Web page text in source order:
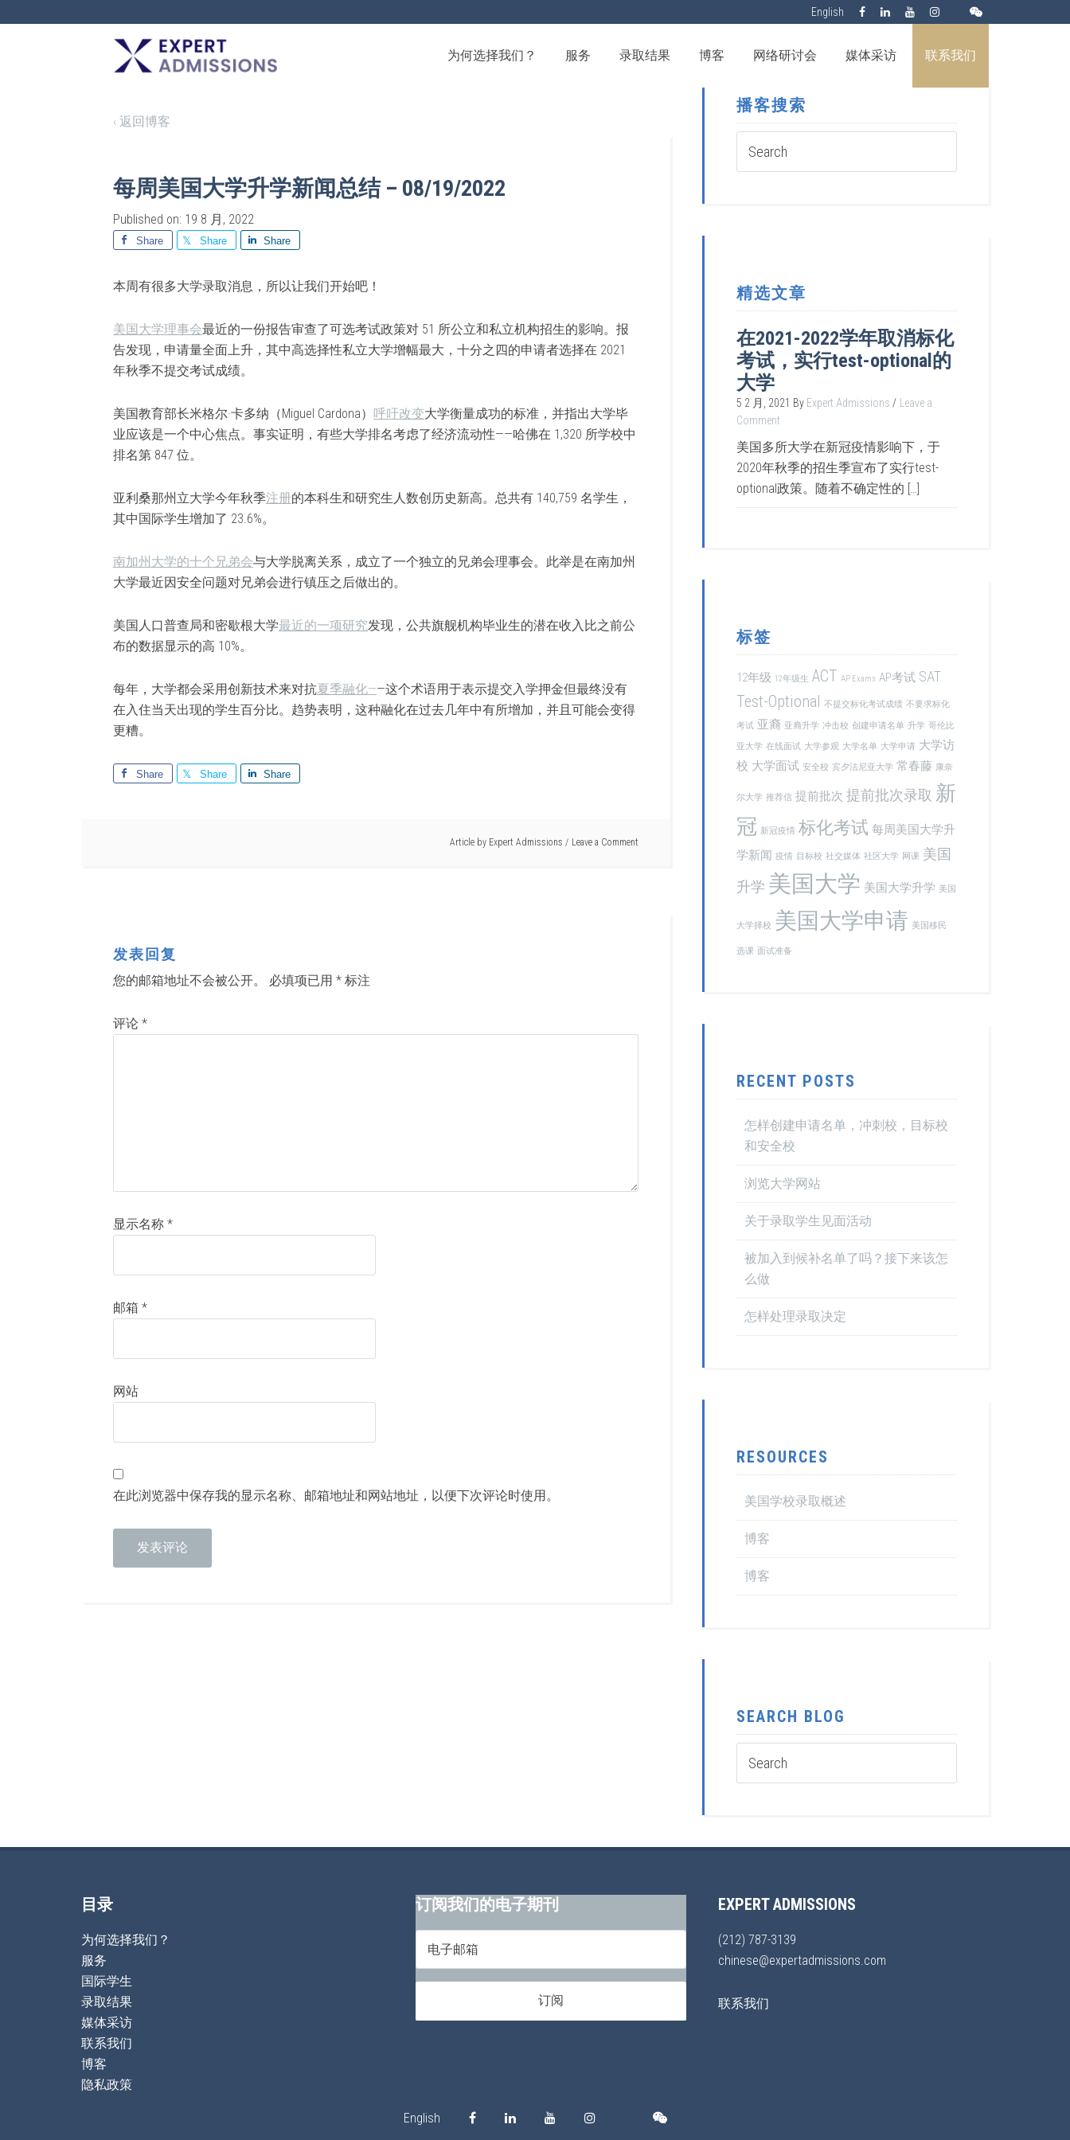
English
EXPERT
ADMISSIONS
为何选择我们？ 服务 录取结果 博客 网络研讨会 媒体采访 联系我们
‹ 返回博客
每周美国大学升学新闻总结 – 08/19/2022
Published on: 19 8 月, 2022
Share Share Share
本周有很多大学录取消息，所以让我们开始吧！
美国大学理事会最近的一份报告审查了可选考试政策对 51 所公立和私立机构招生的影响。报
告发现，申请量全面上升，其中高选择性私立大学增幅最大，十分之四的申请者选择在 2021
年秋季不提交考试成绩。
美国教育部长米格尔·卡多纳（Miguel Cardona） 呼吁改变大学衡量成功的标准，并指出大学毕
业应该是一个中心焦点。事实证明，有些大学排名考虑了经济流动性——哈佛在 1,320 所学校中
排名第 847 位。
亚利桑那州立大学今年秋季注册的本科生和研究生人数创历史新高。总共有 140,759 名学生，
其中国际学生增加了 23.6%。
南加州大学的十个兄弟会与大学脱离关系，成立了一个独立的兄弟会理事会。此举是在南加州
大学最近因安全问题对兄弟会进行镇压之后做出的。
美国人口普查局和密歇根大学最近的一项研究发现，公共旗舰机构毕业生的潜在收入比之前公
布的数据显示的高 10%。
每年，大学都会采用创新技术来对抗夏季融化——这个术语用于表示提交入学押金但最终没有
在入住当天出现的学生百分比。趋势表明，这种融化在过去几年中有所增加，并且可能会变得
更糟。
Share Share Share
Article by Expert Admissions Leave a Comment
发表回复
您的邮箱地址不会被公开。 必填项已用 * 标注
评论 *
显示名称 *
邮箱 *
网站
在此浏览器中保存我的显示名称、邮箱地址和网站地址，以便下次评论时使用。
播客搜索
精选文章
在2021-2022学年取消标化
考试，实行test-optional的
大学
5 2 月, 2021 By Expert Admissions
Leave a
Comment
美国多所大学在新冠疫情影响下，于
2020年秋季的招生季宣布了实行test-
optional政策。随着不确定性的 […]
标签
12年级 12年级生 ACT AP Exams AP考试 SAT
Test-Optional 不提交标化考试成绩 不要求标化
考试 亚裔 亚裔升学 冲击校 创建申请名单 升学 哥伦比
亚大学 在线面试 大学参观 大学名单 大学申请 大学访
校 大学面试 安全校 宾夕法尼亚大学 常春藤 康奈
尔大学 推荐信 提前批次 提前批次录取 新
冠 新冠疫情 标化考试 每周美国大学升
学新闻 疫情 目标校 社交媒体 社区大学 网课 美国
升学 美国大学 美国大学升学 美国
大学择校 美国大学申请 美国移民
选课 面试准备
RECENT POSTS
怎样创建申请名单，冲刺校，目标校
和安全校
浏览大学网站
关于录取学生见面活动
被加入到候补名单了吗？接下来该怎
么做
怎样处理录取决定
RESOURCES
美国学校录取概述
博客
博客
SEARCH BLOG
目录
为何选择我们？
服务
国际学生
录取结果
媒体采访
联系我们
博客
隐私政策
订阅我们的电子期刊 EXPERT ADMISSIONS
(212) 787-3139
chinese@expertadmissions.com
联系我们
English